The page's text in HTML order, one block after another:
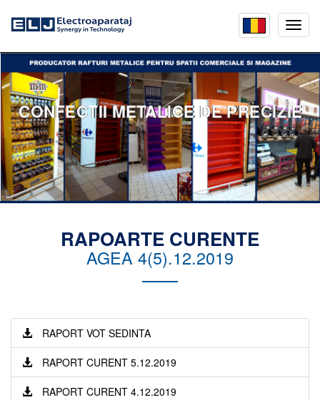
menu
CONFECTII METALICE DE PRECIZIE
RAPOARTE CURENTE
AGEA 4(5).12.2019
RAPORT VOT SEDINTA
RAPORT CURENT 5.12.2019
RAPORT CURENT 4.12.2019